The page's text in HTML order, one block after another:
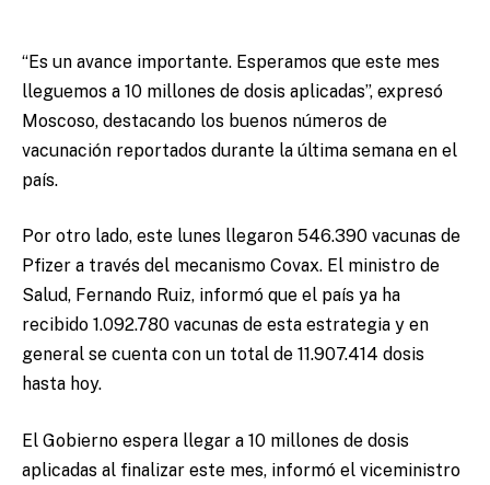
“Es un avance importante. Esperamos que este mes
lleguemos a 10 millones de dosis aplicadas”, expresó
Moscoso, destacando los buenos números de
vacunación reportados durante la última semana en el
país.
Por otro lado, este lunes llegaron 546.390 vacunas de
Pfizer a través del mecanismo Covax. El ministro de
Salud, Fernando Ruiz, informó que el país ya ha
recibido 1.092.780 vacunas de esta estrategia y en
general se cuenta con un total de 11.907.414 dosis
hasta hoy.
El Gobierno espera llegar a 10 millones de dosis
aplicadas al finalizar este mes, informó el viceministro